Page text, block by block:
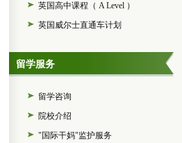
英国高中课程（ A Level ）
英国威尔士直通车计划
留学服务
留学咨询
院校介绍
"国际干妈"监护服务